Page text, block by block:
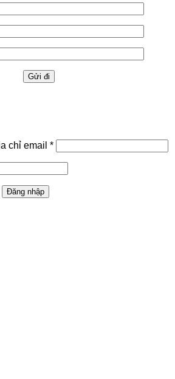
chỉ email *
Đăng nhập